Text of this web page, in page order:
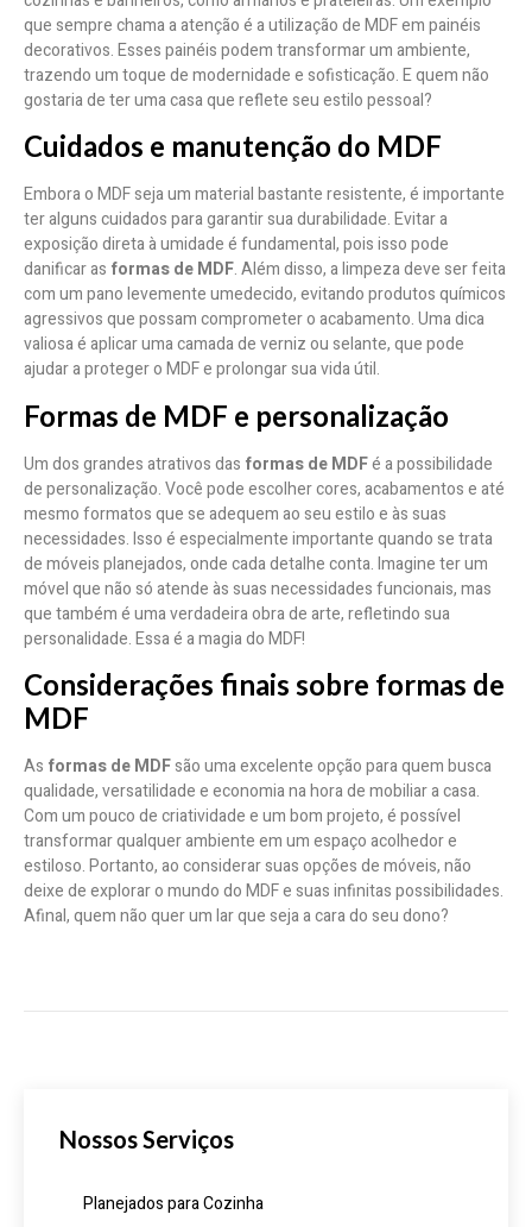
que sempre chama a atenção é a utilização de MDF em painéis
decorativos. Esses painéis podem transformar um ambiente,
trazendo um toque de modernidade e sofisticação. E quem não
gostaria de ter uma casa que reflete seu estilo pessoal?
Cuidados e manutenção do MDF
Embora o MDF seja um material bastante resistente, é importante
ter alguns cuidados para garantir sua durabilidade. Evitar a
exposição direta à umidade é fundamental, pois isso pode
danificar as formas de MDF. Além disso, a limpeza deve ser feita
com um pano levemente umedecido, evitando produtos químicos
agressivos que possam comprometer o acabamento. Uma dica
valiosa é aplicar uma camada de verniz ou selante, que pode
ajudar a proteger o MDF e prolongar sua vida útil.
Formas de MDF e personalização
Um dos grandes atrativos das formas de MDFé a possibilidade
de personalização. Você pode escolher cores, acabamentos e até
mesmo formatos que se adequem ao seu estilo e às suas
necessidades. Isso é especialmente importante quando se trata
de móveis planejados, onde cada detalhe conta. Imagine ter um
móvel que não só atende às suas necessidades funcionais, mas
que também é uma verdadeira obra de arte, refletindo sua
personalidade. Essa é a magia do MDF!
Considerações finais sobre formas de
MDF
As formas de MDFsão uma excelente opção para quem busca
qualidade, versatilidade e economia na hora de mobiliar a casa.
Com um pouco de criatividade e um bom projeto, é possível
transformar qualquer ambiente em um espaço acolhedor e
estiloso. Portanto, ao considerar suas opções de móveis, não
deixe de explorar o mundo do MDF e suas infinitas possibilidades.
Afinal, quem não quer um lar que seja a cara do seu dono?
Nossos Serviços
Planejados para Cozinha